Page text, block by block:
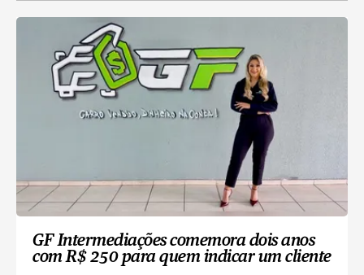
GF Intermediações comemora dois anos
com R$ 250 para quem indicar um cliente